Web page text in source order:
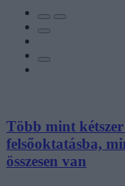
Több mint
felsőoktatásba,
összesen van